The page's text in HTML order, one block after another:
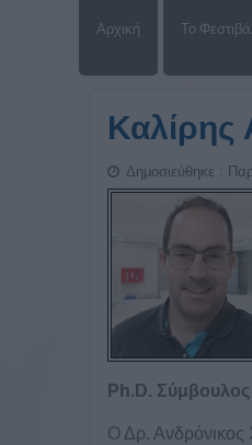
Αρχική Το
Καλίρης
Δημοσιεύθηκε :
Ph.D.
Ο Δρ. Ανδρόνικος